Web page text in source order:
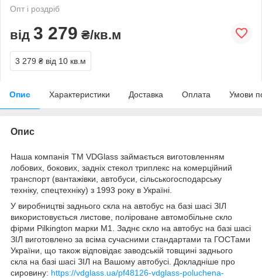
Опт і роздріб
від 3 279 ₴/кв.м
3 279 ₴ від 10 кв.м
Опис Характеристики Доставка Оплата Умови
Опис
Наша компанія ТМ VDGlass займається виготовленням
лобових, бокових, задніх стекол триплекс на комерційний
транспорт (вантажівки, автобуси, сільськогосподарську
техніку, спецтехніку) з 1993 року в Україні.
У виробництві заднього скла на автобус на базі шасі ЗІЛ
використовується листове, поліроване автомобільне скло
фірми Pilkington марки М1. Заднє скло на автобус на базі шасі
ЗІЛ виготовлено за всіма сучасними стандартами та ГОСТами
України, що також відповідає заводській товщині заднього
скла на базі шасі ЗІЛ на Вашому автобусі. Докладніше про
сировину: https://vdglass.ua/pf48126-vdglass-poluchena-